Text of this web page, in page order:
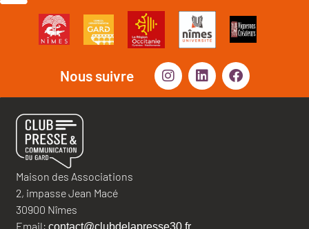
Nous suivre
Maison des Associations
2, impasse Jean Macé
30900 Nîmes
Email: